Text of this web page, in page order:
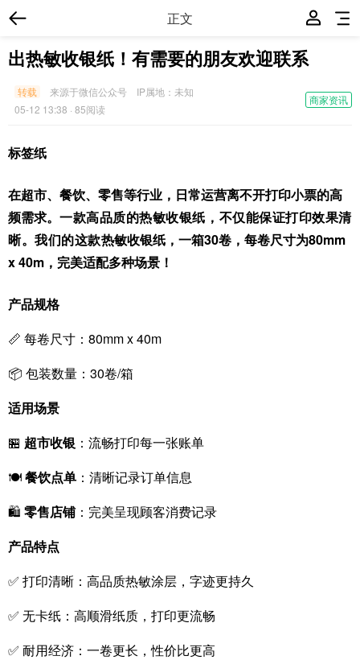
正文
出热敏收银纸！有需要的朋友欢迎联系
商家资讯
转载 来源于微信公众号 IP属地： 未知
05-12 13:38 · 85阅读
标签纸
在超市、餐饮、零售等行业，日常运营离不开打印小票的高
频需求。 一款高品质的热敏收银纸，不仅能保证打印效果清
晰。我们的这款热敏收银纸，一箱30卷，每卷尺寸为80mm
x 40m，完美适配多种场景！
产品规格
📏 每卷尺寸：80mm x 40m
📦 包装数量：30卷/箱
适用场景
🏪 超市收银 ：流畅打印每一张账单
🍽餐饮点单 ：清晰记录订单信息
🛍 零售店铺：完美呈现顾客消费记录
产品特点
✅ 打印清晰：高品质热敏涂层，字迹更持久
✅ 无卡纸：高顺滑纸质，打印更流畅
✅ 耐用经济：一卷更长，性价比更高